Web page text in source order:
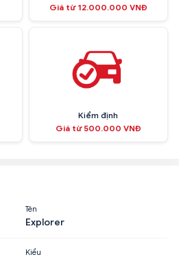
Giá từ 12.000.000 VNĐ
Kiểm định
Giá từ 500.000 VNĐ
Tên
Explorer
Kiểu